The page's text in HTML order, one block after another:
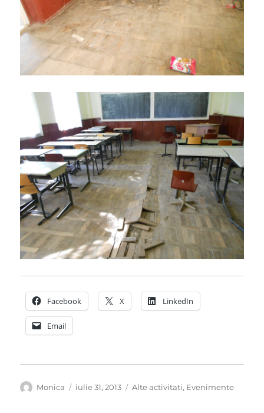
Facebook X LinkedIn
Email
Autor
Monica
Publicat
iulie 31, 2013 Categorii
Alte activitati, Evenimente